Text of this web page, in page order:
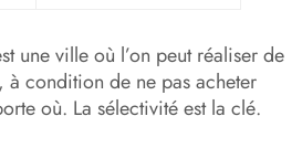
une ville où l’on peut réaliser de
à condition de ne pas acheter
où. La sélectivité est la clé.